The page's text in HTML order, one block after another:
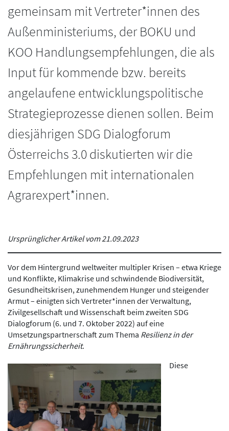
gemeinsam mit Vertreter*innen des
Außenministeriums, der BOKU und
KOO Handlungsempfehlungen, die als
Input für kommende bzw. bereits
angelaufene entwicklungspolitische
Strategieprozesse dienen sollen. Beim
diesjährigen SDG Dialogforum
Österreichs 3.0 diskutierten wir die
Empfehlungen mit internationalen
Agrarexpert*innen.
Ursprünglicher Artikel vom 21.09.2023
Vor dem Hintergrund weltweiter multipler Krisen – etwa Kriege
und Konflikte, Klimakrise und schwindende Biodiversität,
Gesundheitskrisen, zunehmendem Hunger und steigender
Armut – einigten sich Vertreter*innen der Verwaltung,
Zivilgesellschaft und Wissenschaft beim zweiten SDG
Dialogforum (6. und 7. Oktober 2022) auf eine
Umsetzungspartnerschaft zum Thema Resilienz in der
Ernährungssicherheit.
Diese